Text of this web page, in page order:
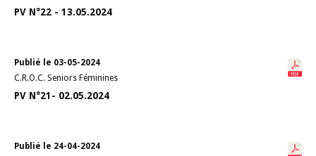
PV N°22 - 13.05.2024
Publié le 03-05-2024
C.R.O.C. Seniors Féminines
PV N°21- 02.05.2024
Publié le 24-04-2024